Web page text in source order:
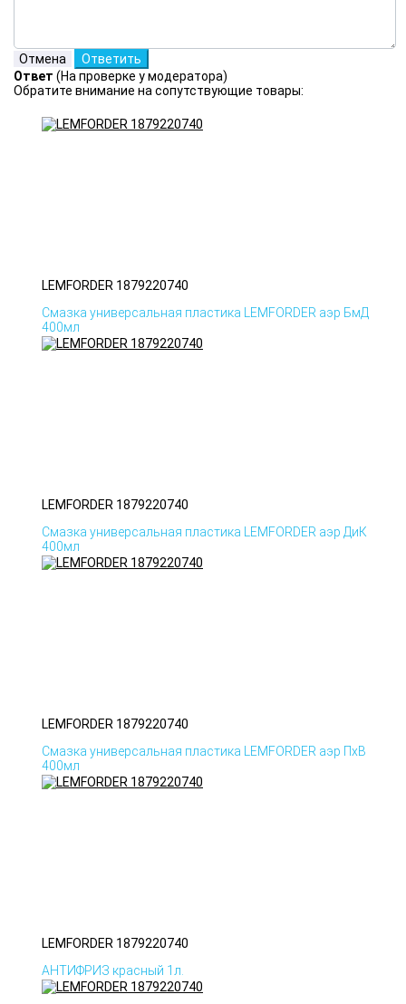
Ответ (На проверке у модератора)
Обратите внимание на сопутствующие товары:
LEMFORDER 1879220740
Смазка универсальная пластика LEMFORDER аэр БмД
400мл
LEMFORDER 1879220740
Смазка универсальная пластика LEMFORDER аэр ДиК
400мл
LEMFORDER 1879220740
Смазка универсальная пластика LEMFORDER аэр ПхВ
400мл
LEMFORDER 1879220740
АНТИФРИЗ красный 1л.